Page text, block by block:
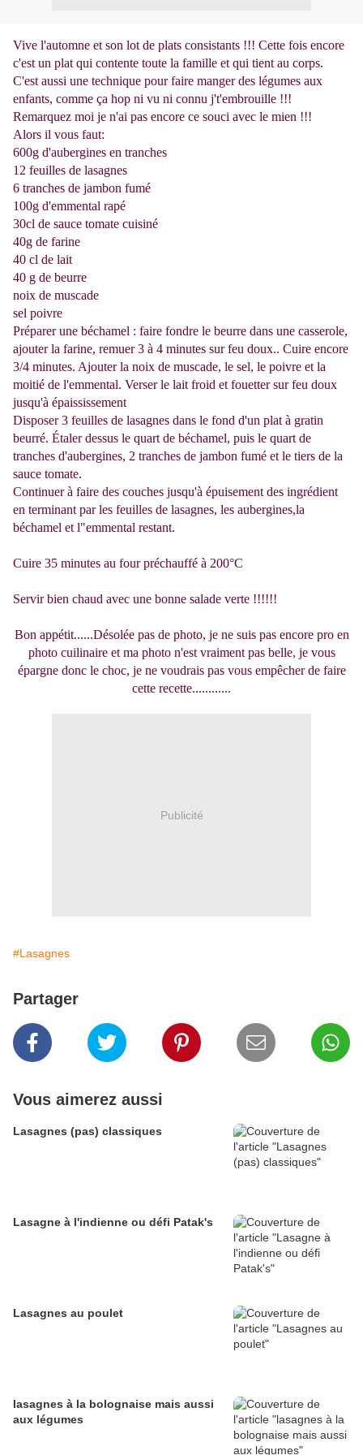
Vive l'automne et son lot de plats consistants !!! Cette fois encore
c'est un plat qui contente toute la famille et qui tient au corps.
C'est aussi une technique pour faire manger des légumes aux
enfants, comme ça hop ni vu ni connu j't'embrouille !!!
Remarquez moi je n'ai pas encore ce souci avec le mien !!!
Alors il vous faut:
600g d'aubergines en tranches
12 feuilles de lasagnes
6 tranches de jambon fumé
100g d'emmental rapé
30cl de sauce tomate cuisiné
40g de farine
40 cl de lait
40 g de beurre
noix de muscade
sel poivre
Préparer une béchamel : faire fondre le beurre dans une casserole,
ajouter la farine, remuer 3 à 4 minutes sur feu doux.. Cuire encore
3/4 minutes. Ajouter la noix de muscade, le sel, le poivre et la
moitié de l'emmental. Verser le lait froid et fouetter sur feu doux
jusqu'à épaississement
Disposer 3 feuilles de lasagnes dans le fond d'un plat à gratin
beurré. Étaler dessus le quart de béchamel, puis le quart de
tranches d'aubergines, 2 tranches de jambon fumé et le tiers de la
sauce tomate.
Continuer à faire des couches jusqu'à épuisement des ingrédient
en terminant par les feuilles de lasagnes, les aubergines,la
béchamel et l"emmental restant.
Cuire 35 minutes au four préchauffé à 200°C
Servir bien chaud avec une bonne salade verte !!!!!!
Bon appétit......Désolée pas de photo, je ne suis pas encore pro en
photo cuilinaire et ma photo n'est vraiment pas belle, je vous
épargne donc le choc, je ne voudrais pas vous empêcher de faire
cette recette............
Publicité
#Lasagnes
Partager
Vous aimerez aussi
Lasagnes (pas) classiques
Lasagne à l'indienne ou défi Patak's
Lasagnes au poulet
lasagnes à la bolognaise mais aussi
aux légumes